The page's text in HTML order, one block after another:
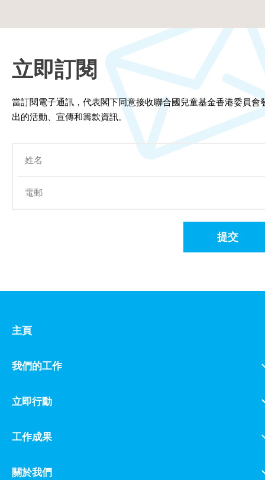
立即訂閱
當訂閱電子通訊，代表閣下同意接收聯合國兒童基金香港委員會
出的活動、宣傳和籌款資訊。
提交
主頁
我們的工作
立即行動
工作成果
關於我們